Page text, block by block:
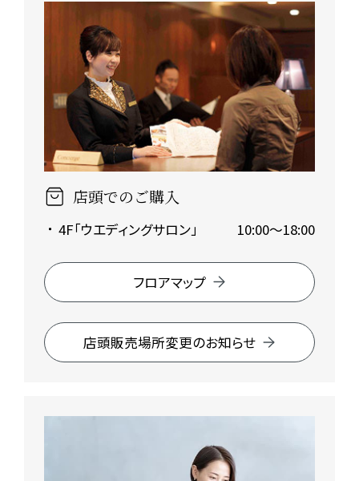
店頭でのご購入
4F「ウエディングサロン」 10:00～18:00
フロアマップ
店頭販売場所変更のお知らせ